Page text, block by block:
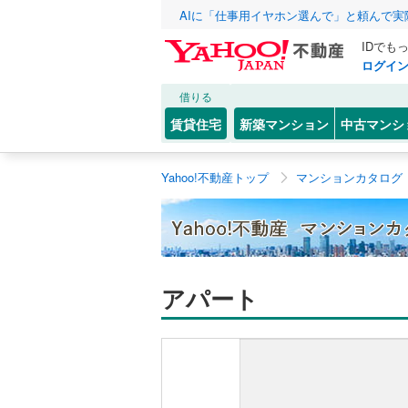
AIに「仕事用イヤホン選んで」と頼んで
IDでも
ログイン
借りる
賃貸住宅 新築マンション 中古マンシ
Yahoo!不動産トップ マンションカタログ
アパート